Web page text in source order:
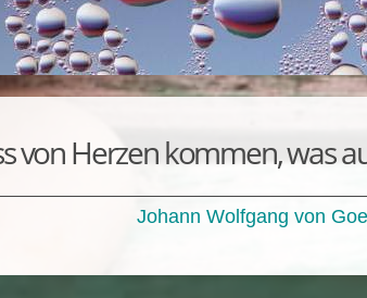
von Herzen kommen, was
Johann Wolfgang von